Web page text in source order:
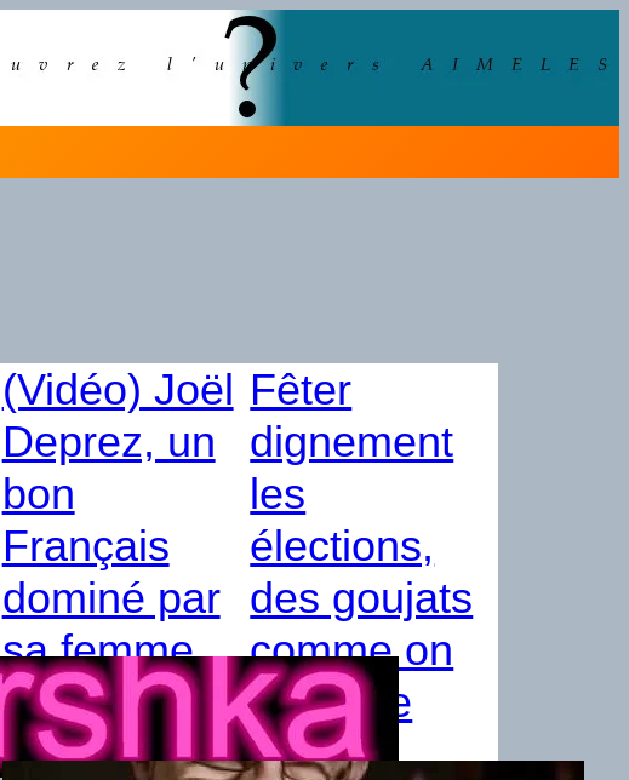
(Vidéo) Joël
Deprez, un
bon
Français
dominé par
sa femme
16 mai 2012
Fêter
dignement
les
élections,
des goujats
comme on
les aime
(RP 32)